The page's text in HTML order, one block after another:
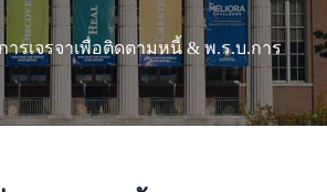
ารเจรจาเพื่อติดตามหนี้ & พ.ร.บ.การ